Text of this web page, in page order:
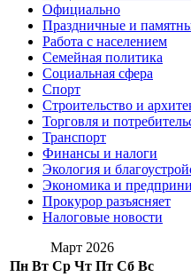
Официально
Праздничные и
Работа с населением
Семейная политика
Социальная сфера
Спорт
Строительство и
Торговля и
Транспорт
Финансы и налоги
Экология и
Экономика и
Прокурор разъясняет
Налоговые новости
Март 2026
Пн Вт Ср Чт Пт Сб Вс